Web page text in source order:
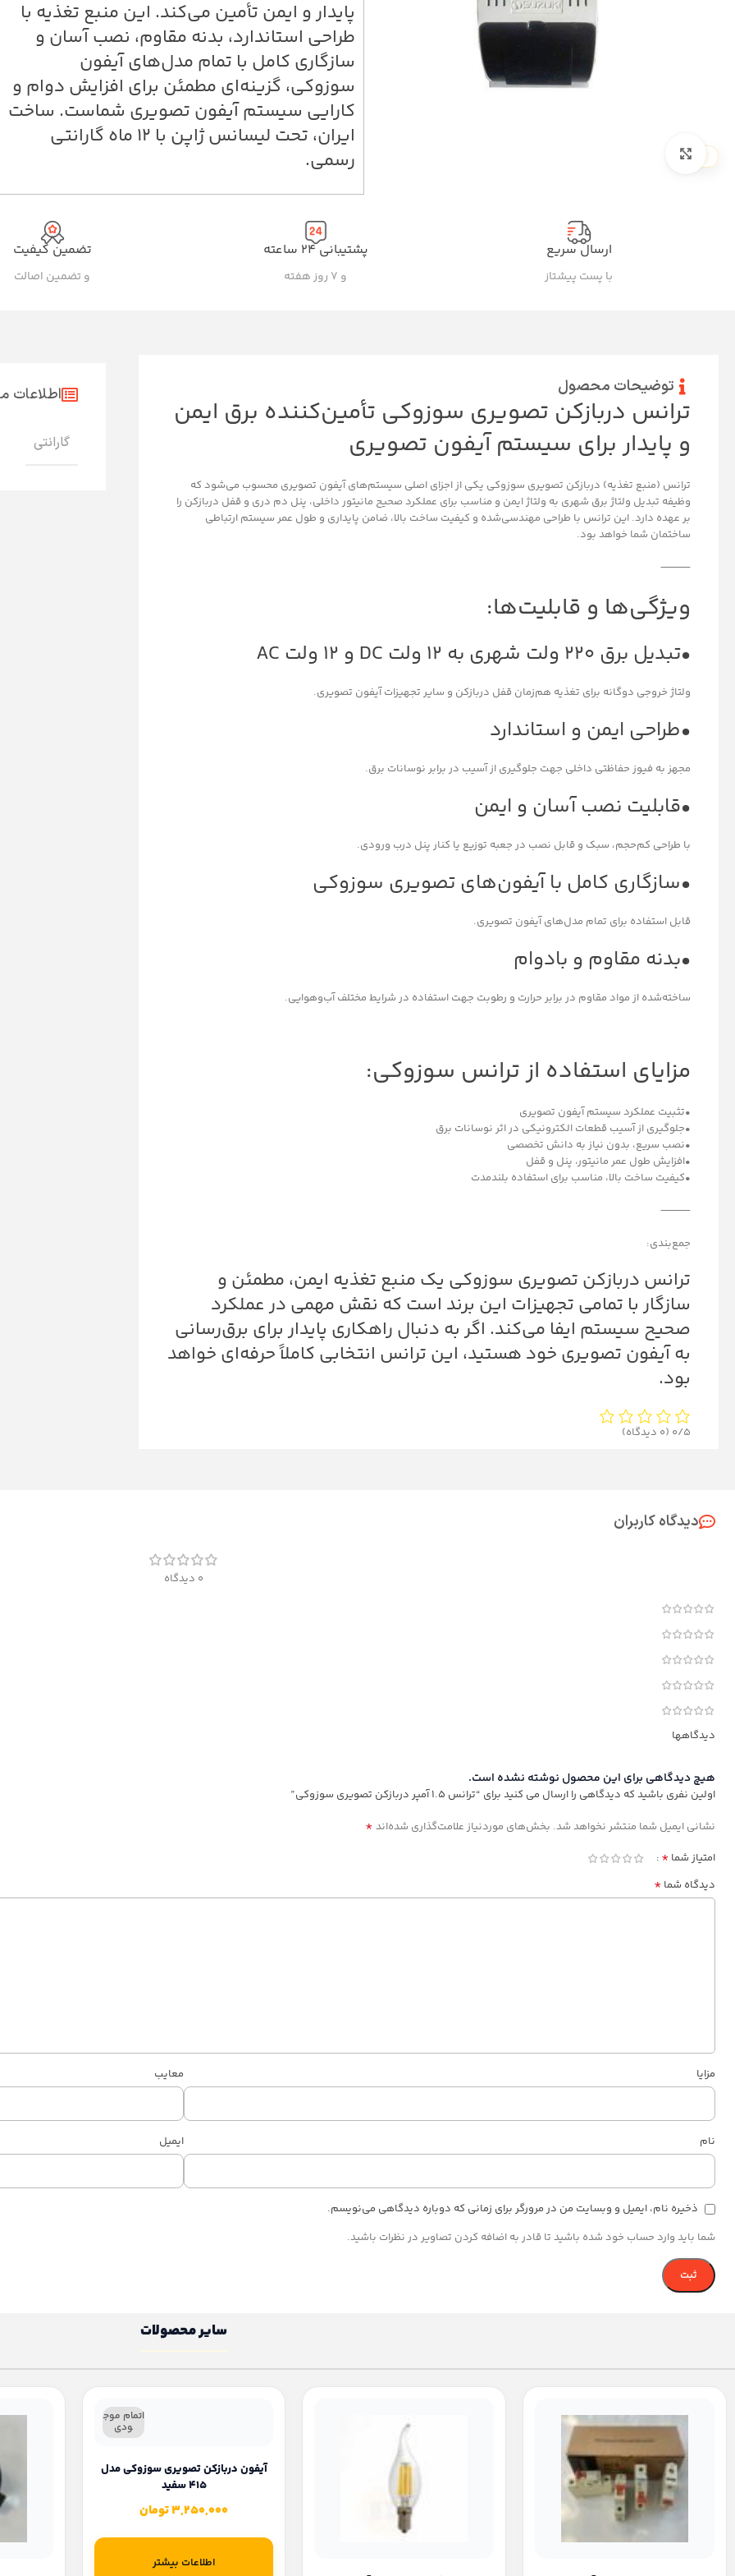
پایدار و ایمن تأمین می‌کند. این منبع تغذیه با
طراحی استاندارد، بدنه مقاوم، نصب آسان و
سازگاری کامل با تمام مدل‌های آیفون
سوزوکی، گزینه‌ای مطمئن برای افزایش دوام و
کارایی سیستم آیفون تصویری شماست. ساخت
ایران، تحت لیسانس ژاپن با ۱۲ ماه گارانتی
رسمی.
ارسال سریع
با پست پیشتاز
پشتیبانی ۲۴ ساعته
و ۷ روز هفته
تضمین کیفیت
و تضمین اصالت
توضیحات محصول
ترانس دربازکن تصویری سوزوکی تأمین‌کننده برق ایمن
و پایدار برای سیستم آیفون تصویری
ترانس (منبع تغذیه) دربازکن تصویری سوزوکی یکی از اجزای اصلی سیستم‌های آیفون تصویری محسوب می‌شود که
وظیفه تبدیل ولتاژ برق شهری به ولتاژ ایمن و مناسب برای عملکرد صحیح مانیتور داخلی، پنل دم دری و قفل دربازکن را
بر عهده دارد. این ترانس با طراحی مهندسی‌شده و کیفیت ساخت بالا، ضامن پایداری و طول عمر سیستم ارتباطی
ساختمان شما خواهد بود.
⸻
ویژگی‌ها و قابلیت‌ها:
•تبدیل برق ۲۲۰ ولت شهری به ۱۲ ولت DC و ۱۲ ولت AC
ولتاژ خروجی دوگانه برای تغذیه هم‌زمان قفل دربازکن و سایر تجهیزات آیفون تصویری.
•طراحی ایمن و استاندارد
مجهز به فیوز حفاظتی داخلی جهت جلوگیری از آسیب در برابر نوسانات برق.
•قابلیت نصب آسان و ایمن
با طراحی کم‌حجم، سبک و قابل نصب در جعبه توزیع یا کنار پنل درب ورودی.
•سازگاری کامل با آیفون‌های تصویری سوزوکی
قابل استفاده برای تمام مدل‌های آیفون تصویری.
•بدنه مقاوم و بادوام
ساخته‌شده از مواد مقاوم در برابر حرارت و رطوبت جهت استفاده در شرایط مختلف آب‌و‌هوایی.
مزایای استفاده از ترانس سوزوکی:
•تثبیت عملکرد سیستم آیفون تصویری
•جلوگیری از آسیب قطعات الکترونیکی در اثر نوسانات برق
•نصب سریع، بدون نیاز به دانش تخصصی
•افزایش طول عمر مانیتور، پنل و قفل
•کیفیت ساخت بالا، مناسب برای استفاده بلندمدت
⸻
جمع‌بندی:
ترانس دربازکن تصویری سوزوکی یک منبع تغذیه ایمن، مطمئن و
سازگار با تمامی تجهیزات این برند است که نقش مهمی در عملکرد
صحیح سیستم ایفا می‌کند. اگر به دنبال راهکاری پایدار برای برق‌رسانی
به آیفون تصویری خود هستید، این ترانس انتخابی کاملاً حرفه‌ای خواهد
بود.
0/5 (0 دیدگاه)
گارانتی
دیدگاه کاربران
0 دیدگاه
دیدگاهها
هیچ دیدگاهی برای این محصول نوشته نشده است.
اولین نفری باشید که دیدگاهی را ارسال می کنید برای “ترانس 1.5 آمپر دربازکن تصویری سوزوکی”
نشانی ایمیل شما منتشر نخواهد شد. بخش‌های موردنیاز علامت‌گذاری شده‌اند *
امتیاز شما *
دیدگاه شما *
مزایا معایب
نام ایمیل
ذخیره نام، ایمیل و وبسایت من در مرورگر برای زمانی که دوباره دیدگاهی می‌نویسم.
شما باید وارد حساب خود شده باشید تا قادر به اضافه کردن تصاویر در نظرات باشید.
سایر محصولات
اتمام موج
ودی
آیفون دربازکن تصویری سوزوکی مدل
415 سفید
3,250,000تومان
اطلاعات بیشتر